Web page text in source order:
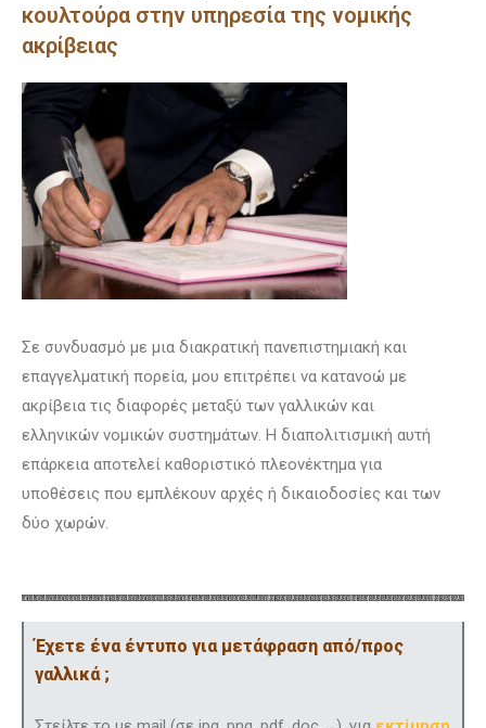
κουλτούρα στην υπηρεσία της νομικής
ακρίβειας
Σε συνδυασμό με μια διακρατική πανεπιστημιακή και
επαγγελματική πορεία, μου επιτρέπει να κατανοώ με
ακρίβεια τις διαφορές μεταξύ των γαλλικών και
ελληνικών νομικών συστημάτων. Η διαπολιτισμική αυτή
επάρκεια αποτελεί καθοριστικό πλεονέκτημα για
υποθέσεις που εμπλέκουν αρχές ή δικαιοδοσίες και των
δύο χωρών.
Έχετε ένα έντυπο για μετάφραση από/προς
γαλλικά ;